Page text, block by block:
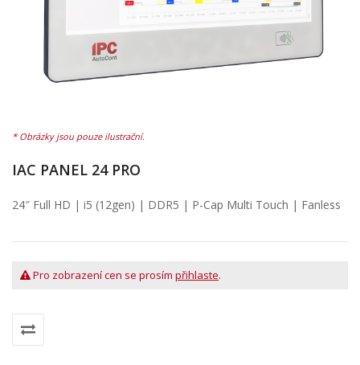
IAC PANEL 24 PRO
24″ Full HD | i5 (12gen) | DDR5 | P-Cap Multi Touch | Fanless
Pro zobrazení cen se prosím přihlaste.